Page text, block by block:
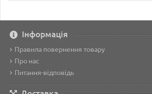
Інформація
Правила повернення товару
Про нас
Питання-відповідь